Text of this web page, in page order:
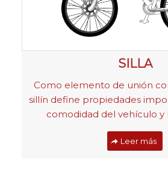
SILLA
Como elemento de unión
sillín define propiedades
comodidad del vehículo y
Leer más